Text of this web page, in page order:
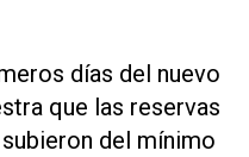
días del nuevo
que las reservas
del mínimo